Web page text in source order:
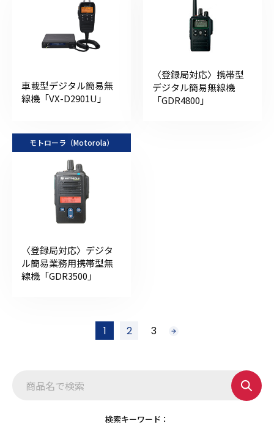
車載型デジタル簡易無
線機「VX-D2901U」
〈登録局対応〉携帯型
デジタル簡易無線機
「GDR4800」
モトローラ（Motorola）
〈登録局対応〉デジタ
ル簡易業務用携帯型無
線機「GDR3500」
1 2 3 次
検索キーワード：